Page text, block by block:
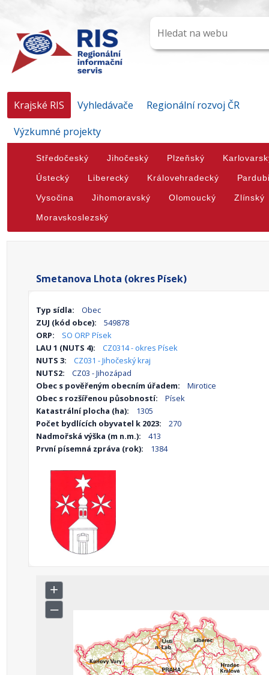
Krajské RIS Vyhledávače
Regionální rozvoj ČR
Výzkumné projekty
Středočeský Jihočeský Plzeňský
Ústecký Liberecký Královehradecký
Vysočina Jihomoravský Olomoucký Zlínský
Moravskoslezský
Smetanova Lhota (okres Písek)
Typ sídla:
Obec
ZUJ (kód obce):
549878
ORP:
SO ORP Písek
LAU 1 (NUTS 4):
CZ0314 - okres Písek
NUTS 3:
CZ031 - Jihočeský kraj
NUTS2:
CZ03 - Jihozápad
Obec s pověřeným obecním úřadem:
Mirotice
Obec s rozšířenou působností:
Písek
Katastrální plocha (ha):
1305
Počet bydlících obyvatel k 2023:
270
Nadmořská výška (m n.m.):
413
První písemná zpráva (rok):
1384